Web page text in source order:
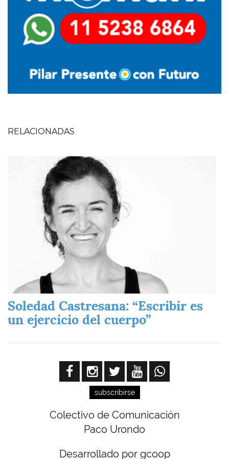
RELACIONADAS
Soledad Castresana: “Escribir es
un ejercicio del cuerpo”
subscribirse
Colectivo de Comunicación
Paco Urondo
Desarrollado por gcoop